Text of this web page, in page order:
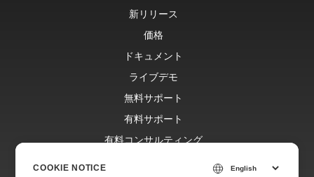
新リリース
価格
ドキュメント
ライブデモ
無料サポート
有料サポート
有料コンサルティング
COOKIE NOTICE